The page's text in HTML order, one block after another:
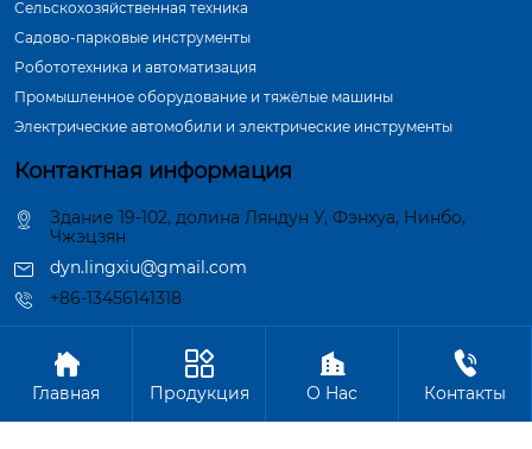
Сельскохозяйственная техника
Садово-парковые инструменты
Робототехника и автоматизация
Промышленное оборудование и тяжёлые машины
Электрические автомобили и электрические инструменты
Контактная информация
Здание 19-102, долина Ляндун У, Фэнхуа, Нинбо,
Чжэцзян
dyn.lingxiu@gmail.com
+86-13456141318
Авторское право©ООО Нинбо Синшэн Шафт Индастри

Главная

Продукция

О Hас

Контакты